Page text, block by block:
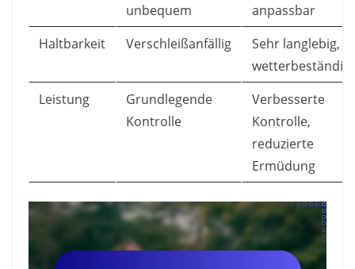
unbequem
anpassbar
Haltbarkeit
Verschleißanfällig
Sehr langlebig,
wetterbeständig
Leistung
Grundlegende
Kontrolle
Verbesserte
Kontrolle,
reduzierte
Ermüdung